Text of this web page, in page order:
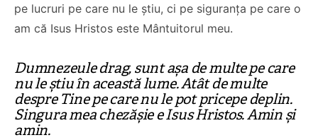
de Lege
și
Ben
Ardelean
Co-fondatorul
Bisericii Sataniste
renuntă după ce
experimenteaza
dragostea lui
pe lucruri pe care nu le știu, ci pe siguranța pe care o
am că Isus Hristos este Mântuitorul meu.
Dumnezeule drag, sunt așa de multe pe care
nu le știu în această lume. Atât de multe
despre Tine pe care nu le pot pricepe deplin.
Singura mea chezășie e Isus Hristos. Amin și
amin.